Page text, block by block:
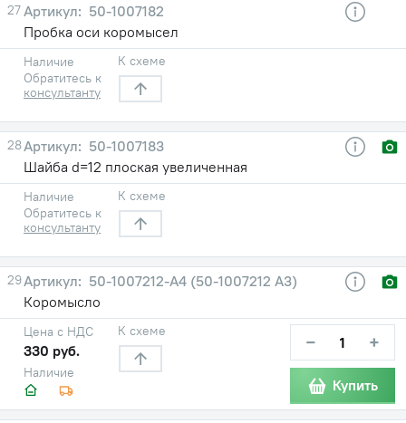
27
50-1007182
Пробка оси коромысел
Наличие
Обратитесь к
консультанту
К схеме
28
50-1007183
Шайба d=12 плоская увеличенная
Наличие
Обратитесь к
консультанту
К схеме
29
50-1007212-А4 (50-1007212 А3)
Коромысло
Наличие
Цена с НДС
330 руб.
К схеме − +
Купить